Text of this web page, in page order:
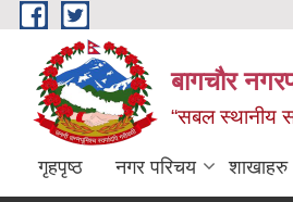
Skip to main content
बागचौर
“सबल स्थानीय
गृहपृष्ठ नगर परिचय शाखाहरु